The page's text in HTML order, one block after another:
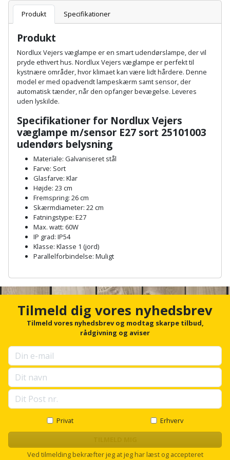
Fugtsikring
Garageport
Gelænder
Gips
Hardieplank
brædder
Hemsestige
Isolering
Komposit
terrassebrædder
Lecablokke
og
fundablokke
Lofter
Murbinder
Murpap
og
Fugepistol
skumpistol
Gevindskærer
Gipsværktøj
Glasløfter
Glasskærer
Hæftepistol
hammer
Hammer
Høvl
Kiler
Kloakrenser
hobbykniv
Koben
Kridtsnor
Lærlingesæt
Landmålerstok
Betonsliber
Bindemaskine
Bits
Bor
Bordrundsav
Bore-
skruemaskine
Borehammer
Boremaskinetilbehør
Detektor
Diamantslibertilbehør
Dykkerpistol
Dyksav
Excentersliber
Excenterslibertilbehør
Fedtsprøjte
Motorenhed
Motorsav
og
kædesav
Motorsav
og
kædesav
tilbehør
Pælebor
Plæneklipper
Plæneklipper
tilbehør
Robotplæneklipper
tilbehør
Vandpumpe
/
mosfjerner
Vinduesvasker
Brænde
Brændeovn
Brandslukker
Brugskunst
Damprengøring
Dørmåtte
Dørrist
Drivhus
Drivhustilbehør
Elartikler
Flagstænger
til
hus
Fuglefoderhus
Garderobe
opbevaring
Gavekort
Grill
og
afrensning
Spartelmasse
til
væg
Tape
Rør
fittings
Stålvask
Ventilation
og
Guides
Gaveideer
Aktiviteter
Produkt Specifikationer
Produkt
Nordlux Vejers væglampe er en smart udendørslampe, der vil
pryde ethvert hus. Nordlux Vejers væglampe er perfekt til
kystnære områder, hvor klimaet kan være lidt hårdere. Denne
model er med opadvendt lampeskærm samt sensor, der
automatisk tænder, når den opfanger bevægelse. Leveres
uden lyskilde.
Specifikationer for Nordlux Vejers
væglampe m/sensor E27 sort 25101003
udendørs belysning
Materiale: Galvaniseret stål
Farve: Sort
Glasfarve: Klar
Højde: 23 cm
Fremspring: 26 cm
Skærmdiameter: 22 cm
Fatningstype: E27
Max. watt: 60W
IP grad: IP54
Klasse: Klasse 1 (jord)
Parallelforbindelse: Muligt
c
r
u
p
s
e
l
l
o
Tilmeld dig vores nyhedsbrev
Tilmeld vores nyhedsbrev og modtag skarpe tilbud,
rådgivning og aviser
Privat Erhverv
Ved tilmelding bekræfter jeg at jeg har læst og accepteret